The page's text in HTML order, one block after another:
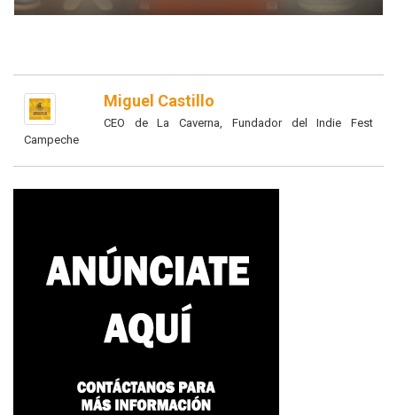
Miguel Castillo
CEO de La Caverna, Fundador del Indie Fest
Campeche